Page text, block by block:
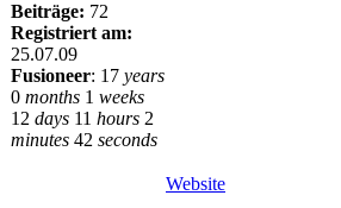
Beiträge: 72
Registriert am:
25.07.09
Fusioneer: 17 years
0 months 1 weeks
12 days 11 hours 2
minutes 42 seconds
Website